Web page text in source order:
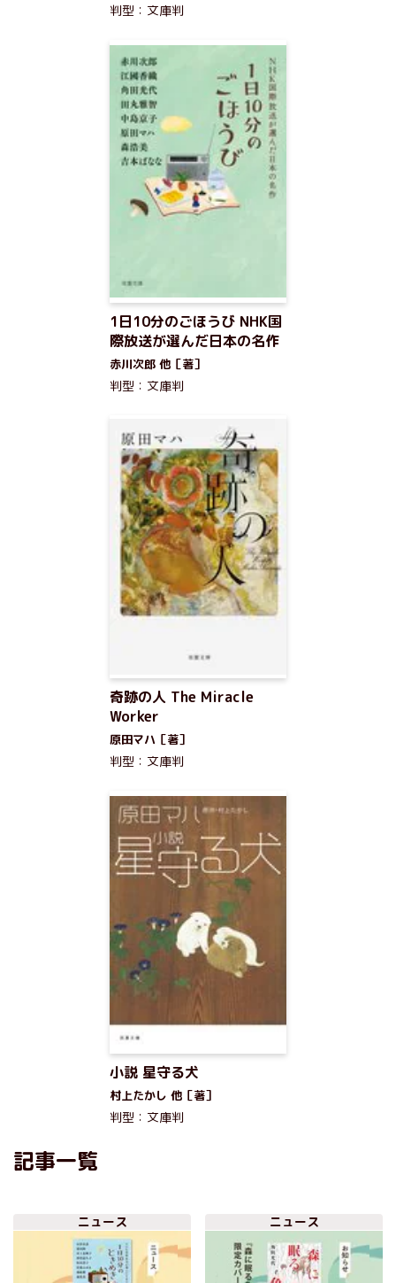
判型：文庫判
1日10分のごほうび NHK国
際放送が選んだ日本の名作
赤川次郎 他［著］
判型：文庫判
奇跡の人 The Miracle
Worker
原田マハ［著］
判型：文庫判
小説 星守る犬
村上たかし 他［著］
判型：文庫判
記事一覧
ニュース ニュース